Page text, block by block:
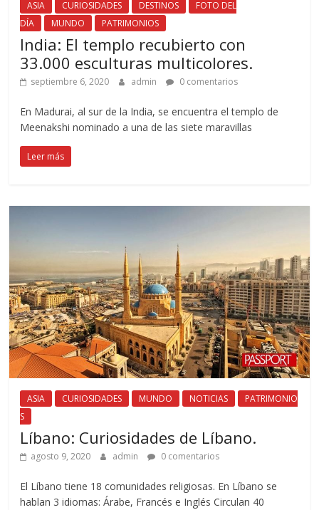
ASIA CURIOSIDADES DESTINOS
FOTO DEL
DÍA
MUNDO PATRIMONIOS
India: El templo recubierto con
33.000 esculturas multicolores.
septiembre 6, 2020 admin 0 comentarios
En Madurai, al sur de la India, se encuentra el templo de
Meenakshi nominado a una de las siete maravillas
Leer más
ASIA CURIOSIDADES MUNDO NOTICIAS
PATRIMONIO
S
Líbano: Curiosidades de Líbano.
agosto 9, 2020 admin 0 comentarios
El Líbano tiene 18 comunidades religiosas. En Líbano se
hablan 3 idiomas: Árabe, Francés e Inglés Circulan 40